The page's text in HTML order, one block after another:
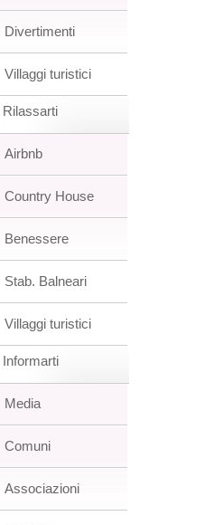
Divertimenti
Villaggi turistici
Rilassarti
Airbnb
Country House
Benessere
Stab. Balneari
Villaggi turistici
Informarti
Media
Comuni
Associazioni